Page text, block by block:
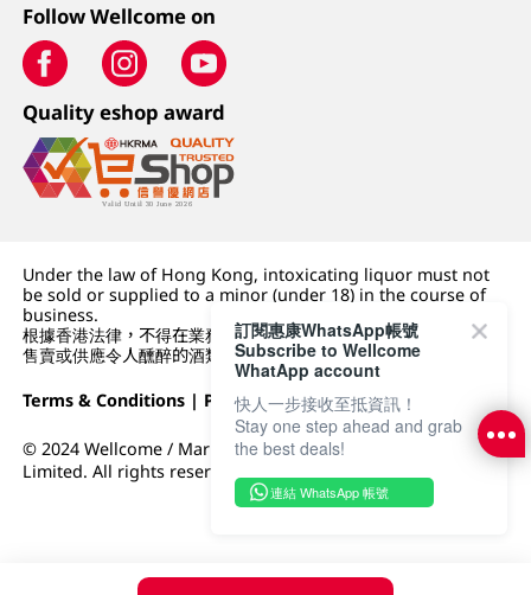
Follow Wellcome on
Quality eshop award
Under the law of Hong Kong, intoxicating liquor must not
be sold or supplied to a minor (under 18) in the course of
business.
根據香港法律，不得在業務過程中，向未成年人 (18 歲以下人士)
售賣或供應令人醺醉的酒類。
Terms & Conditions | Privacy Policy|DFI Retail Group
© 2024 Wellcome / Market Place. The Dairy Farm Company
Limited. All rights reserved.
訂閱惠康WhatsApp帳號
Subscribe to Wellcome
WhatApp account
快人一步接收至抵資訊！
Stay one step ahead and grab
the best deals!
連結 WhatsApp 帳號